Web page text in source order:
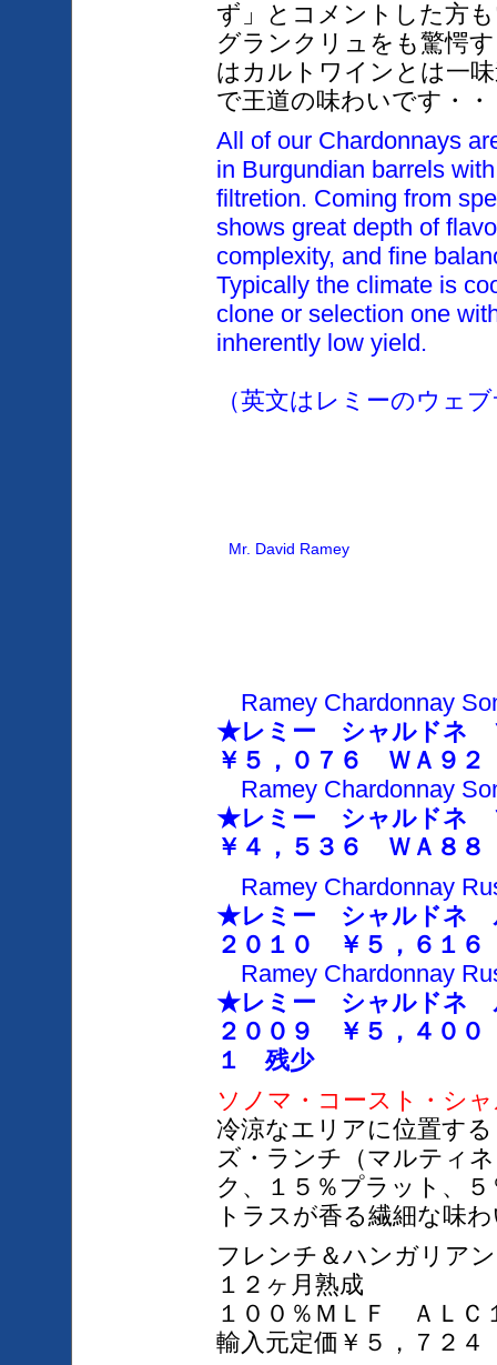
ず」とコメントした方
グランクリュをも驚愕
はカルトワインとは一
で王道の味わいです・・
All of our Chardonnays
in Burgundian barrels
filtretion. Coming from
shows great depth of
complexity, and fine
Typically the climate is
clone or selection one
inherently low yield.
（英文はレミーのウェ
Mr. David Ramey
Ramey Chardonnay
★レミー シャルドネ
￥５，０７６ ＷＡ９
Ramey Chardonnay
★レミー シャルドネ
￥４，５３６ ＷＡ８
Ramey Chardonnay
★レミー シャルドネ
２０１０
￥５，６１
Ramey Chardonnay
★レミー シャルドネ
２００９ ￥５，４０
１ 残少
ソノマ・コースト・シ
冷涼なエリアに位置す
ズ・ランチ（マルティ
ク、
１５％プラット、
トラスが香る繊細な味
フレンチ＆ハンガリア
１２ヶ月熟成
１００％ＭＬＦ ＡＬＣ
輸入元定価￥５，７２４